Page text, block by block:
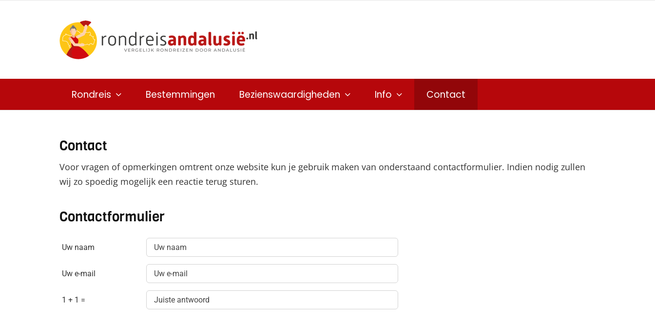
Rondreis Bestemmingen Bezienswaardigheden Info Contact
Contact
Voor vragen of opmerkingen omtrent onze website kun je gebruik maken van onderstaand contactformulier. Indien nodig zullen
wij zo spoedig mogelijk een reactie terug sturen.
Contactformulier
Uw naam
Uw e-mail
1 + 1 =